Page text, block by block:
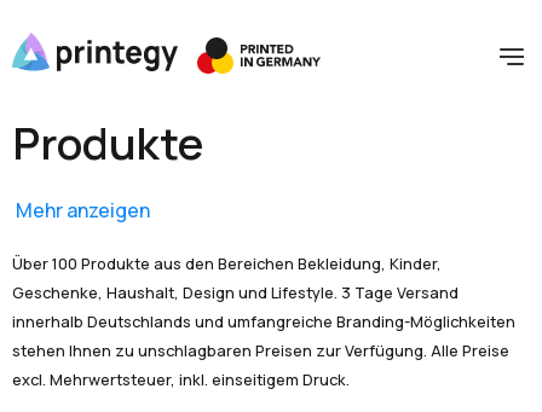
Produkte
Mehr anzeigen
Über 100 Produkte aus den Bereichen Bekleidung, Kinder,
Geschenke, Haushalt, Design und Lifestyle. 3 Tage Versand
innerhalb Deutschlands und umfangreiche Branding-Möglichkeiten
stehen Ihnen zu unschlagbaren Preisen zur Verfügung. Alle Preise
excl. Mehrwertsteuer, inkl. einseitigem Druck.